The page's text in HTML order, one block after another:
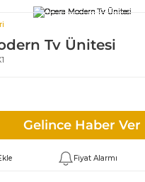
Tv Ünitesi
Gelince Haber Ver
Fiyat Alarmı